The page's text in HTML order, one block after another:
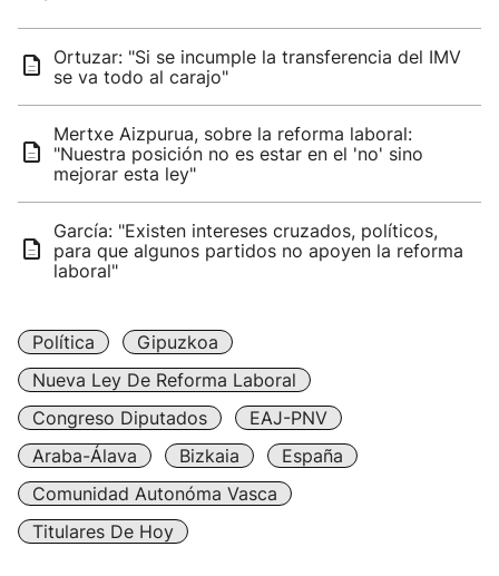
Ortuzar: "Si se incumple la transferencia del IMV
se va todo al carajo"
Mertxe Aizpurua, sobre la reforma laboral:
"Nuestra posición no es estar en el 'no' sino
mejorar esta ley"
García: "Existen intereses cruzados, políticos,
para que algunos partidos no apoyen la reforma
laboral"
Política
Gipuzkoa
Nueva Ley De Reforma Laboral
Congreso Diputados
EAJ-PNV
Araba-Álava
Bizkaia
España
Comunidad Autonóma Vasca
Titulares De Hoy